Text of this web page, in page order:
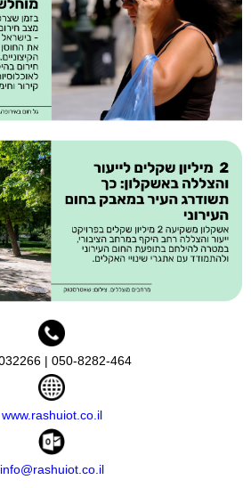
050-8282-464 | 03-6032266
www.rashuiot.co.il
info@rashuiot.co.il